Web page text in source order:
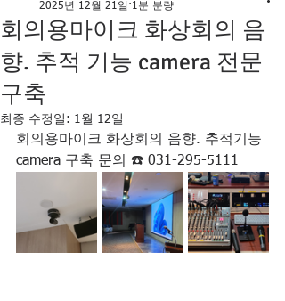
회의용마이크 화상회의 음
향. 추적 기능 camera 전문
구축
2025년 12월 21일 1분 분량
최종 수정일: 1월 12일
회의용마이크 화상회의 음향. 추적기능
camera 구축 문의 ☎️ 031-295-5111